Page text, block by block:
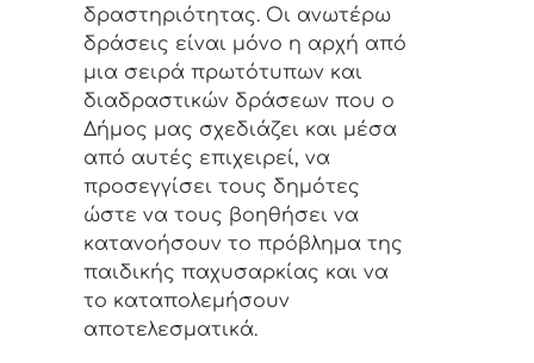
δραστηριότητας. Οι ανωτέρω
δράσεις είναι μόνο η αρχή από
μια σειρά πρωτότυπων και
διαδραστικών δράσεων που ο
Δήμος μας σχεδιάζει και μέσα
από αυτές επιχειρεί, να
προσεγγίσει τους δημότες
ώστε να τους βοηθήσει να
κατανοήσουν το πρόβλημα της
παιδικής παχυσαρκίας και να
το καταπολεμήσουν
αποτελεσματικά.